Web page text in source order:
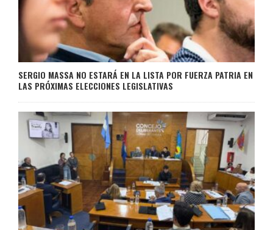
SERGIO MASSA NO ESTARÁ EN LA LISTA POR FUERZA PATRIA EN
LAS PRÓXIMAS ELECCIONES LEGISLATIVAS